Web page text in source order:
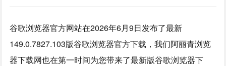
谷歌浏览器官方网站在2026年6月9日发布了最新
149.0.7827.103版谷歌浏览器官方下载，我们阿丽青浏览
器下载网也在第一时间为您带来了最新版谷歌浏览器下